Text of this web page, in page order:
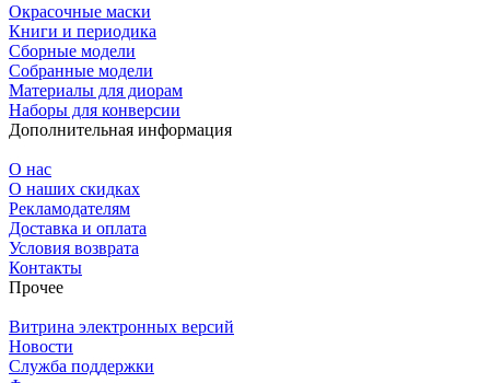
Окрасочные маски
Книги и периодика
Сборные модели
Собранные модели
Материалы для диорам
Наборы для конверсии
Дополнительная информация
О нас
О наших скидках
Рекламодателям
Доставка и оплата
Условия возврата
Контакты
Прочее
Витрина электронных версий
Новости
Служба поддержки